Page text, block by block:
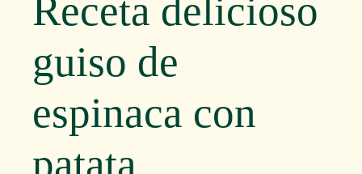
Receta delicioso
guiso de
espinaca con
patata